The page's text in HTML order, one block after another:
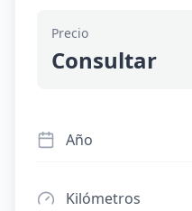
Precio
Consultar
Año
Kilómetros